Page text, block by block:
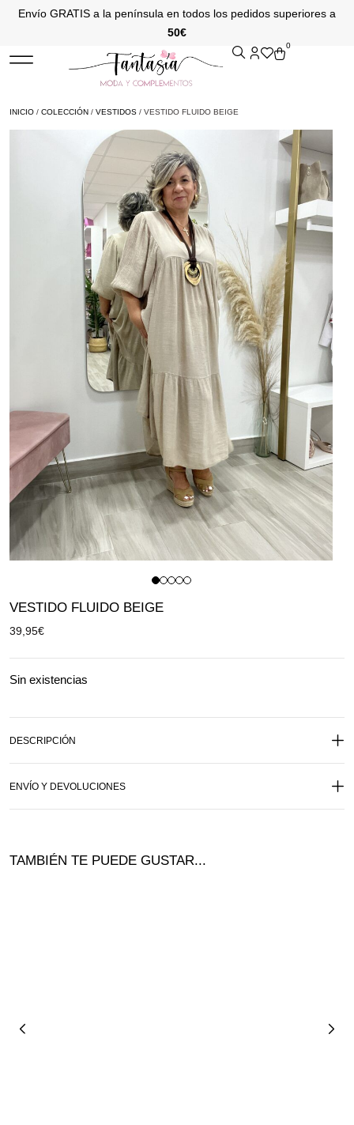
Envío GRATIS a la península en todos los pedidos superiores a
50€
0
INICIO / COLECCIÓN / VESTIDOS / VESTIDO FLUIDO BEIGE
VESTIDO FLUIDO BEIGE
39,95€
Sin existencias
DESCRIPCIÓN
ENVÍO Y DEVOLUCIONES
TAMBIÉN TE PUEDE GUSTAR...